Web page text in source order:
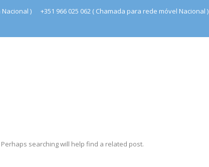
) +351 966 025 062 ( Chamada para rede móvel Nacional )
searching will help find a related post.